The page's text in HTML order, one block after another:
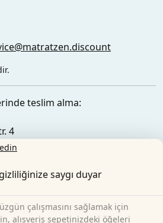
teslim alma:
4
gizliliğinize saygı duyar
çalışmasını sağlamak için
alışveriş sepetinizdeki öğeleri